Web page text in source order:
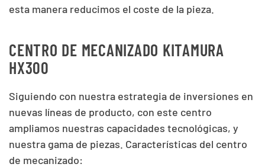
esta manera reducimos el coste de la pieza.
CENTRO DE MECANIZADO KITAMURA
HX300
Siguiendo con nuestra estrategia de inversiones en
nuevas líneas de producto, con este centro
ampliamos nuestras capacidades tecnológicas, y
nuestra gama de piezas. Características del centro
de mecanizado: